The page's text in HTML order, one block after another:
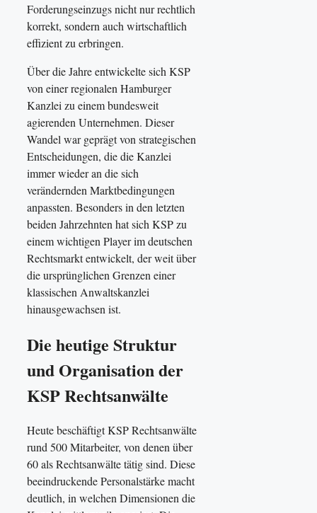
Forderungseinzugs nicht nur rechtlich
korrekt, sondern auch wirtschaftlich
effizient zu erbringen.
Über die Jahre entwickelte sich KSP
von einer regionalen Hamburger
Kanzlei zu einem bundesweit
agierenden Unternehmen. Dieser
Wandel war geprägt von strategischen
Entscheidungen, die die Kanzlei
immer wieder an die sich
verändernden Marktbedingungen
anpassten. Besonders in den letzten
beiden Jahrzehnten hat sich KSP zu
einem wichtigen Player im deutschen
Rechtsmarkt entwickelt, der weit über
die ursprünglichen Grenzen einer
klassischen Anwaltskanzlei
hinausgewachsen ist.
Die heutige Struktur
und Organisation der
KSP Rechtsanwälte
Heute beschäftigt KSP Rechtsanwälte
rund 500 Mitarbeiter, von denen über
60 als Rechtsanwälte tätig sind. Diese
beeindruckende Personalstärke macht
deutlich, in welchen Dimensionen die